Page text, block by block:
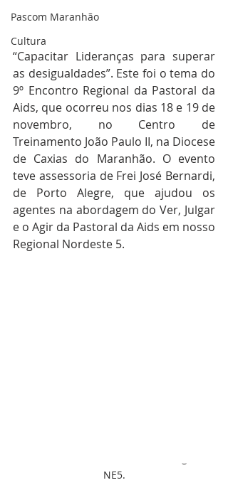
Pascom Maranhão
Cultura
“Capacitar Lideranças para superar
as desigualdades”. Este foi o tema do
9º Encontro Regional da Pastoral da
Aids, que ocorreu nos dias 18 e 19 de
novembro, no Centro de
Treinamento João Paulo II, na Diocese
de Caxias do Maranhão. O evento
teve assessoria de Frei José Bernardi,
de Porto Alegre, que ajudou os
agentes na abordagem do Ver, Julgar
e o Agir da Pastoral da Aids em nosso
Regional Nordeste 5.
NE5.